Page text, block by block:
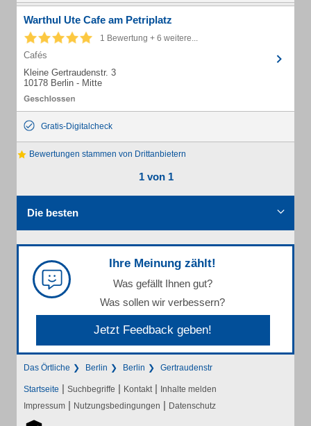
Warthul Ute Cafe am Petriplatz
1 Bewertung + 6 weitere...
Cafés
Kleine Gertraudenstr. 3
10178 Berlin - Mitte
Gratis-Digitalcheck
Bewertungen stammen von Drittanbietern
1 von 1
Die besten
Ihre Meinung zählt!
Was gefällt Ihnen gut?
Was sollen wir verbessern?
Jetzt Feedback geben!
Das Örtliche Berlin Berlin Gertraudenstr
Startseite | Suchbegriffe | Kontakt | Inhalte melden
Impressum | Nutzungsbedingungen | Datenschutz